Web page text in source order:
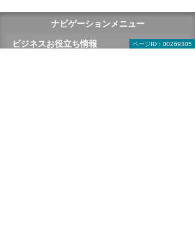
ページID：00269305
ナビゲーションメニュー
ビジネスお役立ち情報